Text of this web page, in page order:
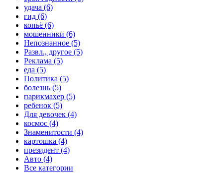
удача (6)
гид (6)
копьё (6)
мошенники (6)
Непознанное (5)
Развл., другое (5)
Реклама (5)
еда (5)
Политика (5)
болезнь (5)
парикмахер (5)
ребенок (5)
Для девочек (4)
космос (4)
Знаменитости (4)
картошка (4)
президент (4)
Авто (4)
Все категории